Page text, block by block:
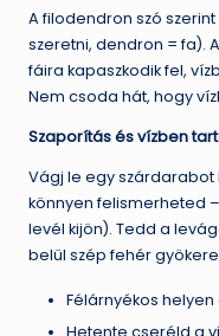
A filodendron szó
szeretni, dendron = fa).
fáira kapaszkodik fel,
Nem csoda hát, hogy
Szaporítás és vízben
Vágj le egy
könnyen felismerheted
levél kijön). Tedd a
belül szép fehér
Félárnyékos
Hetente cseréld a